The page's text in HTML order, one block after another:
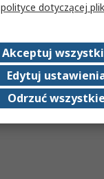
polityce dotyczącej
Akceptuj
Edytuj
Odrzuć wszystkie